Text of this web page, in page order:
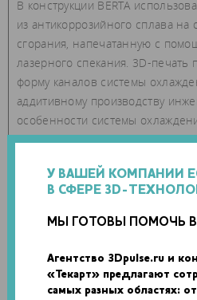
У ВАШЕЙ КОМПАНИИ
В СФЕРЕ 3D-
МЫ ГОТОВЫ ПОМОЧЬ В
Агентство 3Dpulse.ru и
«Текарт» предлагают
самых разных областях:
В конструкции BERTA
из антикоррозийного сплава на
сгорания, напечатанную с
лазерного спекания. 3D-печать
форму каналов системы
аддитивному производству
особенности системы
сгорания топлива и лучше